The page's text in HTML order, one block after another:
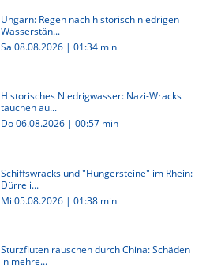
Ungarn: Regen nach historisch niedrigen
Wasserstän...
Sa 08.08.2026 | 01:34 min
Historisches Niedrigwasser: Nazi-Wracks
tauchen au...
Do 06.08.2026 | 00:57 min
Schiffswracks und "Hungersteine" im Rhein:
Dürre i...
Mi 05.08.2026 | 01:38 min
Sturzfluten rauschen durch China: Schäden
in mehre...